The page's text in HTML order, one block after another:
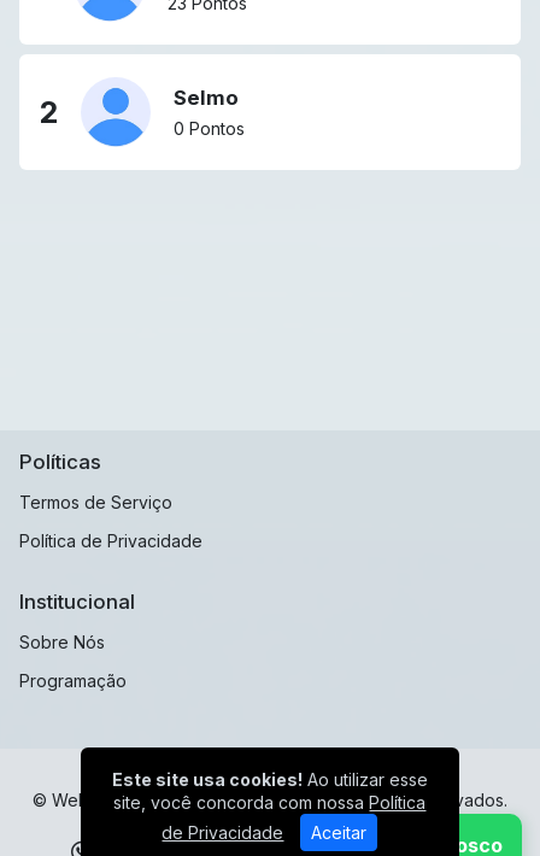
2 Selmo
0 Pontos
Políticas
Termos de Serviço
Política de Privacidade
Institucional
Sobre Nós
Programação
© Web Radio Sulamericana - Todos os direitos reservados.
Fale Conosco
Este site usa cookies! Ao utilizar esse
site, você concorda com nossaPolítica
de Privacidade
Aceitar